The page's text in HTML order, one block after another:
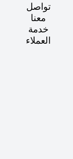
تواصل
معنا
خدمة
العملاء